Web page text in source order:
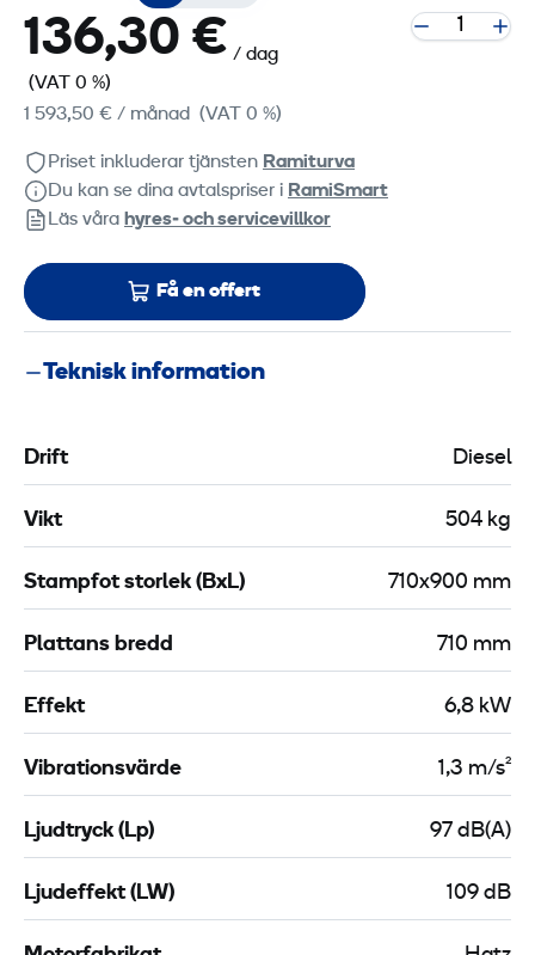
136,30 € / dag
(VAT 0 %)
1 593,50 € / månad (VAT 0 %)
Priset inkluderar tjänsten Ramiturva
Du kan se dina avtalspriser i RamiSmart
Läs våra hyres‑ och servicevillkor
Få en offert
Teknisk information
Drift Diesel
Vikt 504 kg
Stampfot storlek (BxL) 710x900 mm
Plattans bredd 710 mm
Effekt 6,8 kW
Vibrationsvärde 1,3 m/s²
Ljudtryck (Lp) 97 dB(A)
Ljudeffekt (LW) 109 dB